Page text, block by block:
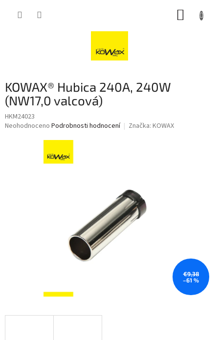
KOWAX® Hubica 240A, 240W
(NW17,0 valcová)
HKM24023
Průměrné
Neohodnoceno Podrobnosti hodnocení Značka: KOWAX
€9,38
–61 %